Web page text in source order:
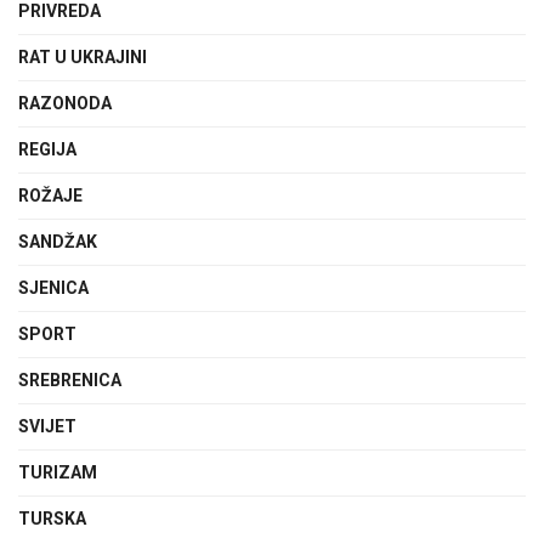
PRIVREDA
RAT U UKRAJINI
RAZONODA
REGIJA
ROŽAJE
SANDŽAK
SJENICA
SPORT
SREBRENICA
SVIJET
TURIZAM
TURSKA